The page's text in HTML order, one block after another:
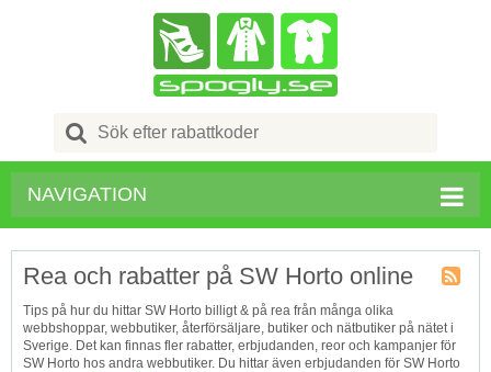
Search
for:
NAVIGATION
Tagg
RSS
Rea och rabatter på SW Horto online
Tips på hur du hittar SW Horto billigt & på rea från många olika
webbshoppar, webbutiker, återförsäljare, butiker och nätbutiker på nätet i
Sverige. Det kan finnas fler rabatter, erbjudanden, reor och kampanjer för
SW Horto hos andra webbutiker. Du hittar även erbjudanden för SW Horto